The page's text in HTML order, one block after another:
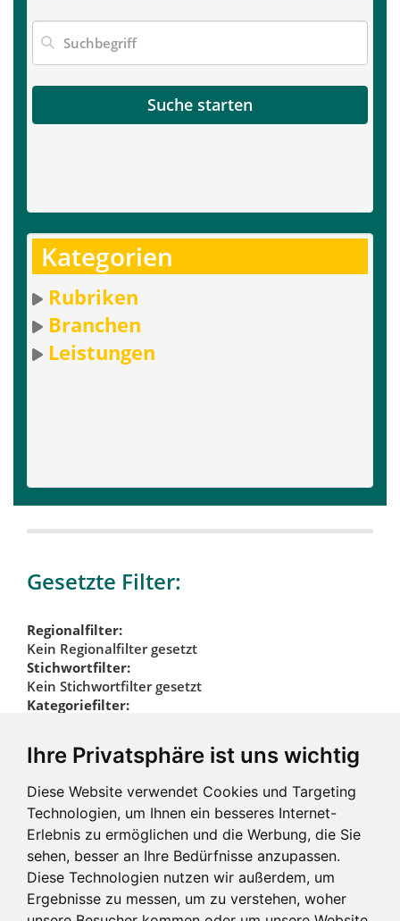
Ihre Privatsphäre ist uns wichtig
Diese Website verwendet Cookies und Targeting
Technologien, um Ihnen ein besseres Internet-
Erlebnis zu ermöglichen und die Werbung, die Sie
sehen, besser an Ihre Bedürfnisse anzupassen.
Diese Technologien nutzen wir außerdem, um
Ergebnisse zu messen, um zu verstehen, woher
Suche starten
Kategorien
Rubriken
Branchen
Leistungen
Gesetzte Filter:
Regionalfilter:
Kein Regionalfilter gesetzt
Stichwortfilter:
Kein Stichwortfilter gesetzt
Kategoriefilter:
Kategoriefilter
zurücksetzen